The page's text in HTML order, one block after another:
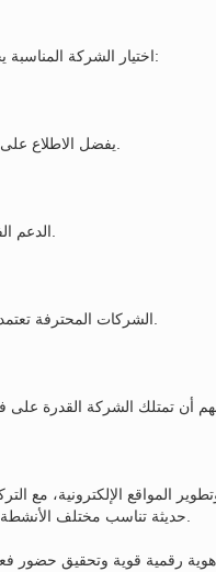
اختيار الشركة المناسبة يحتاج إلى دراسة عدة عوامل مهمة قبل اتخاذ القرار، ومن أبرز هذه العوامل:
يفضل الاطلاع على المشاريع السابقة للشركة لمعرفة مستوى الجودة والتصميمات التي تقدمها.
الدعم الفني المستمر يساعد في حل المشكلات التقنية وتحديث الموقع بشكل دوري.
الشركات المحترفة تعتمد على أدوات وتقنيات حديثة تضمن استقرار الموقع وسهولة تطويره مستقبلًا.
الإلكترونية، مع
حديثة تناسب مختلف الأنشطة التجارية والخدمية، إلى جانب توفير خدمات التطوير والدعم الفني المستمر.
رقمية قوية وتحقيق حضور